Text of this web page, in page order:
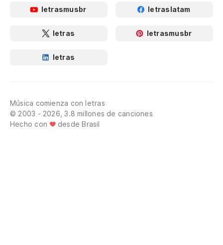
letrasmusbr letraslatam
letras letrasmusbr
letras
Música comienza con letras
© 2003 - 2026, 3.8 millones de canciones
Hecho con
desde Brasil